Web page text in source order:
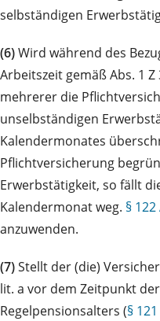
selbständigen
(6)Wird während des
Arbeitszeit gemäß Abs. 1
mehrerer die
unselbständigen
Kalendermonates
Pflichtversicherung
Erwerbstätigkeit, so fällt
Kalendermonat weg. §
anzuwenden.
(7)Stellt der (die)
lit. a vor dem Zeitpunkt
Regelpensionsalters (§